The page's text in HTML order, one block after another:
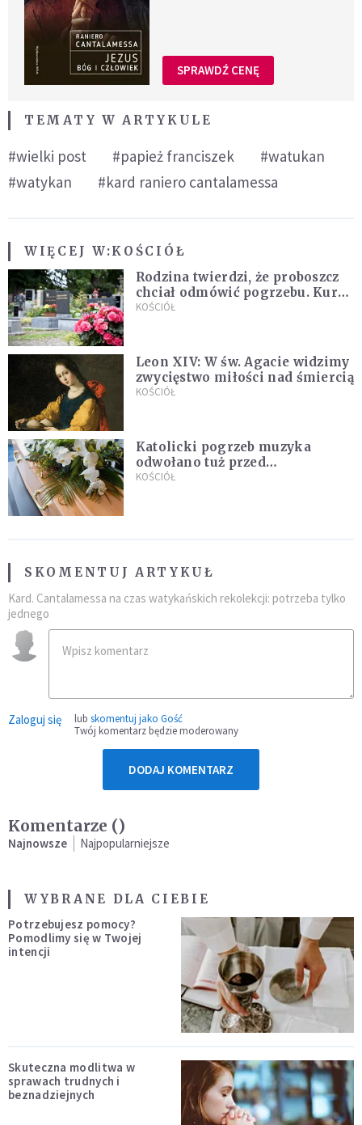
SPRAWDŹ CENĘ
TEMATY W ARTYKULE
#wielki post #papież franciszek
#watukan
#watykan
#kard raniero cantalamessa
WIĘCEJ W:KOŚCIÓŁ
Rodzina twierdzi, że proboszcz
chciał odmówić pogrzebu. Kuria
zapowiada wyjaśnienia
KOŚCIÓŁ
Leon XIV: W św. Agacie widzimy
zwycięstwo miłości nad śmiercią
KOŚCIÓŁ
Katolicki pogrzeb muzyka
odwołano tuż przed
uroczystością. Powodem była
KOŚCIÓŁ
SKOMENTUJ ARTYKUŁ
Kard. Cantalamessa na czas watykańskich rekolekcji: potrzeba tylko
jednego
Zaloguj się lub skomentuj jako Gość
Twój komentarz będzie moderowany
DODAJ KOMENTARZ
Komentarze ()
Najnowsze Najpopularniejsze
WYBRANE DLA CIEBIE
Potrzebujesz pomocy?
Pomodlimy się w Twojej
intencji
Skuteczna modlitwa w
sprawach trudnych i
beznadziejnych